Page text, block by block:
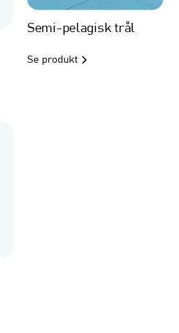
Semi-pelagisk trål
Se produkt